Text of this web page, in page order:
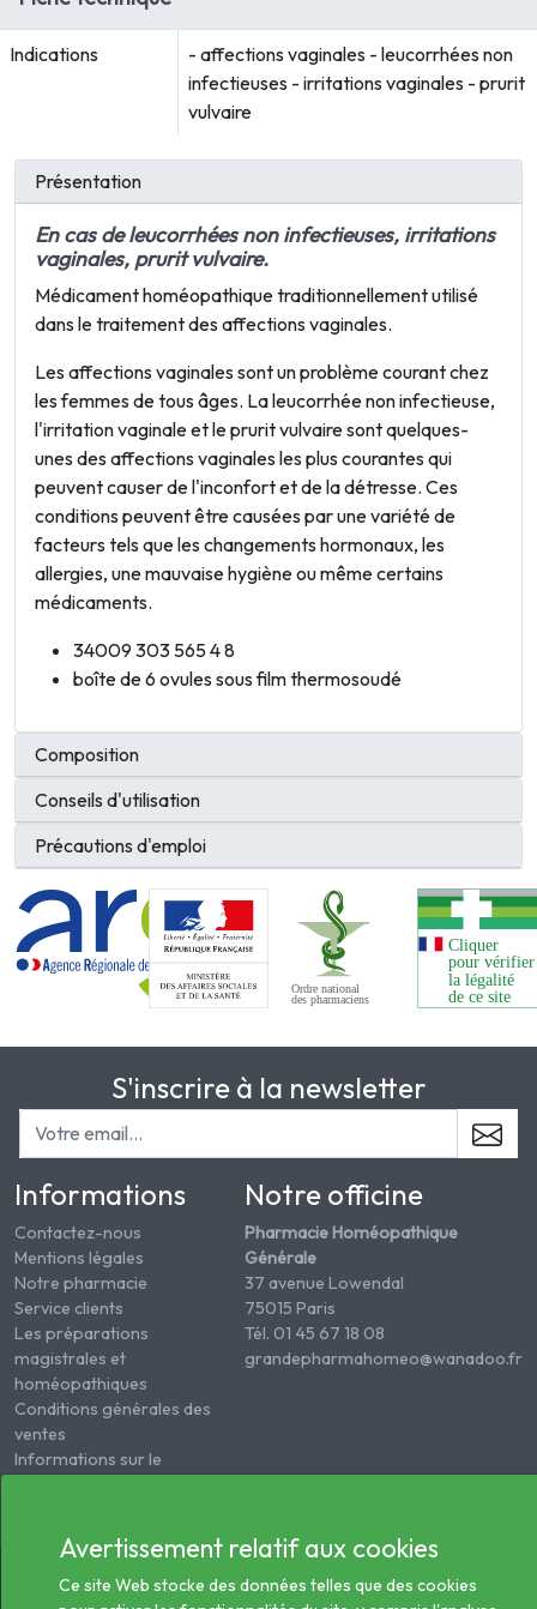
Indications
- affections vaginales - leucorrhées non
infectieuses - irritations vaginales - prurit
vulvaire
Présentation
En cas de leucorrhées non infectieuses, irritations
vaginales, prurit vulvaire.
Médicament homéopathique traditionnellement utilisé
dans le traitement des affections vaginales.
Les affections vaginales sont un problème courant chez
les femmes de tous âges. La leucorrhée non infectieuse,
l'irritation vaginale et le prurit vulvaire sont quelques-
unes des affections vaginales les plus courantes qui
peuvent causer de l'inconfort et de la détresse. Ces
conditions peuvent être causées par une variété de
facteurs tels que les changements hormonaux, les
allergies, une mauvaise hygiène ou même certains
médicaments.
34009 303 565 4 8
boîte de 6 ovules sous film thermosoudé
Composition
Conseils d'utilisation
Précautions d'emploi
S'inscrire à la newsletter
Informations
Contactez-nous
Mentions légales
Notre pharmacie
Service clients
Les préparations
magistrales et
homéopathiques
Conditions générales des
ventes
Informations sur le
Notre officine
Pharmacie Homéopathique
Générale
37 avenue Lowendal
75015 Paris
Tél. 01 45 67 18 08
grandepharmahomeo@wanadoo.fr
Générale
Avertissement relatif aux cookies
Ce site Web stocke des données telles que des cookies